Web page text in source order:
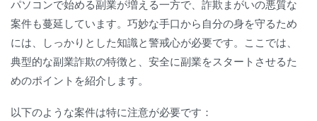
パソコンで始める副業が増える一方で、詐欺まがいの悪質な
案件も蔓延しています。巧妙な手口から自分の身を守るため
には、しっかりとした知識と警戒心が必要です。ここでは、
典型的な副業詐欺の特徴と、安全に副業をスタートさせるた
めのポイントを紹介します。
以下のような案件は特に注意が必要です：